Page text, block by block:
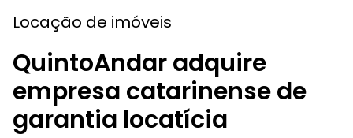
Locação de imóveis
QuintoAndar adquire
empresa catarinense de
garantia locatícia